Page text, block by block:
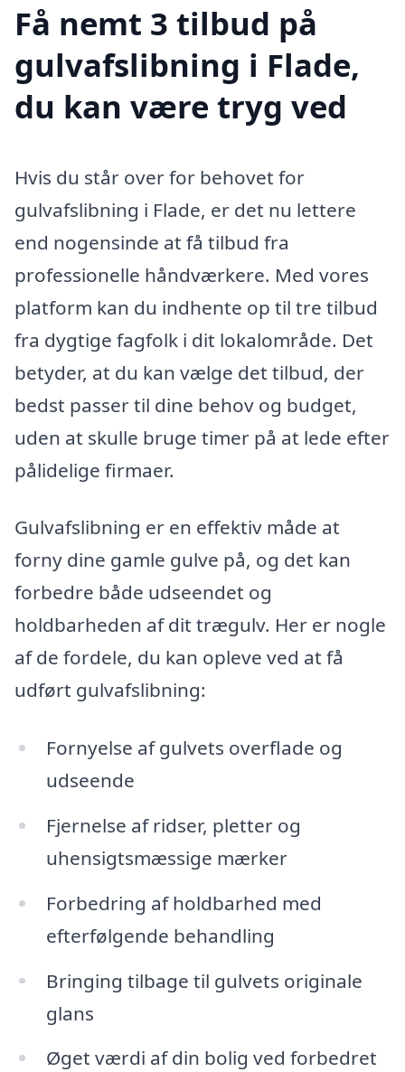
Få nemt 3 tilbud på
gulvafslibning i Flade,
du kan være tryg ved
Hvis du står over for behovet for
gulvafslibning i Flade, er det nu lettere
end nogensinde at få tilbud fra
professionelle håndværkere. Med vores
platform kan du indhente op til tre tilbud
fra dygtige fagfolk i dit lokalområde. Det
betyder, at du kan vælge det tilbud, der
bedst passer til dine behov og budget,
uden at skulle bruge timer på at lede efter
pålidelige firmaer.
Gulvafslibning er en effektiv måde at
forny dine gamle gulve på, og det kan
forbedre både udseendet og
holdbarheden af dit trægulv. Her er nogle
af de fordele, du kan opleve ved at få
udført gulvafslibning:
Fornyelse af gulvets overflade og
udseende
Fjernelse af ridser, pletter og
uhensigtsmæssige mærker
Forbedring af holdbarhed med
efterfølgende behandling
Bringing tilbage til gulvets originale
glans
Øget værdi af din bolig ved forbedret